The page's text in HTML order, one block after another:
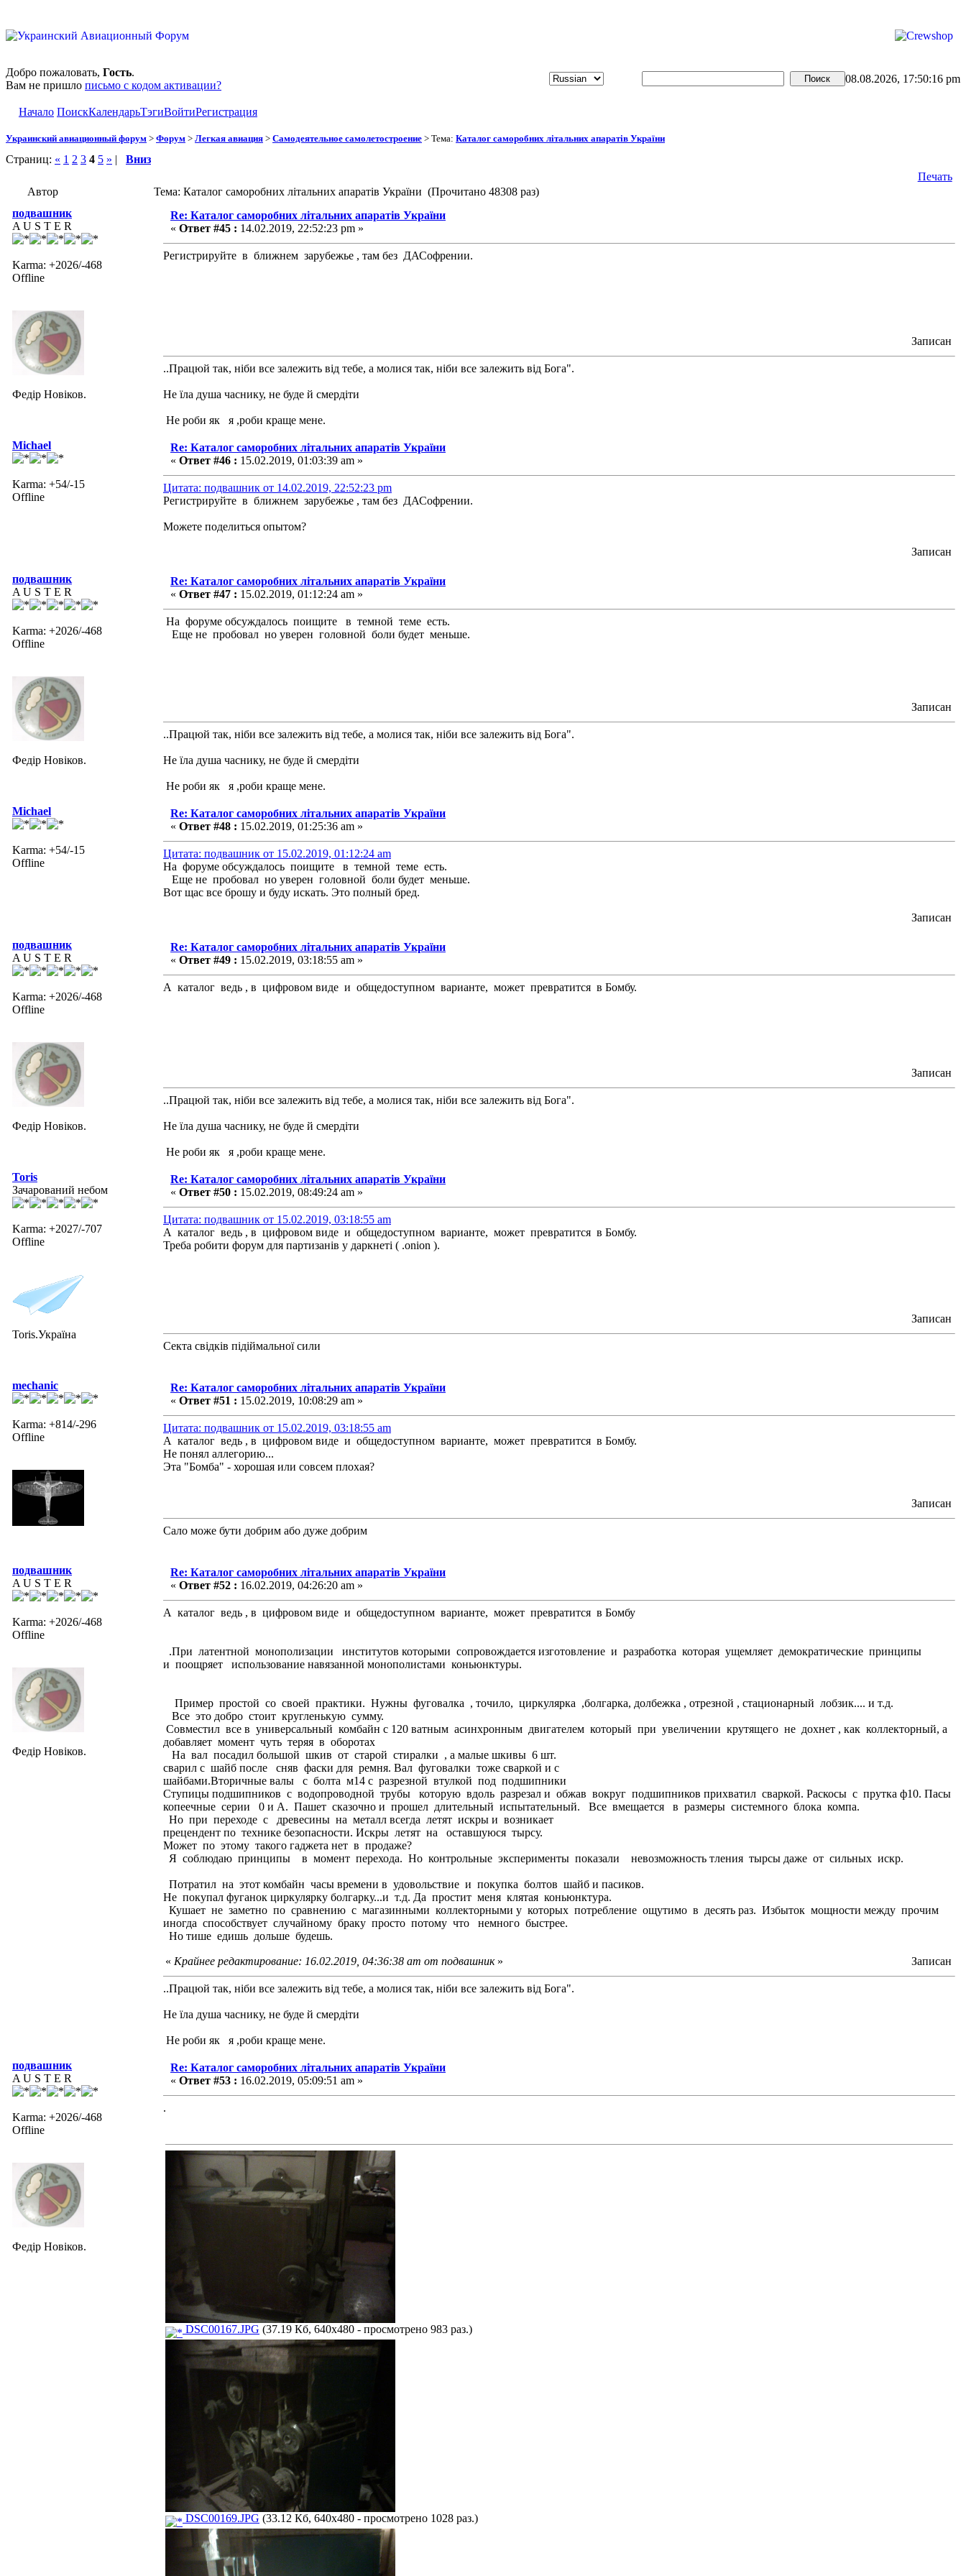
Добро пожаловать, Гость.
Вам не пришло письмо с кодом активации?
08.08.2026, 17:50:16 pm
Начало ПоискКалендарьТэгиВойтиРегистрация
Украинский авиационный форум > Форум > Легкая авиация > Самодеятельное самолетостроение > Тема: Каталог саморобних літальних апаратів України
Страниц: « 1 2 3 4 5 » | Вниз
Печать
Автор
Тема: Каталог саморобних літальних апаратів України (Прочитано 48308 раз)
подвашник
A U S T E R
Karma: +2026/-468
Offline
Федір Новіков.
Re: Каталог саморобних літальних апаратів України
« Ответ #45 : 14.02.2019, 22:52:23 pm »
Регистрируйте в ближнем зарубежье , там без ДАСофрении.
Записан
..Працюй так, ніби все залежить від тебе, а молися так, ніби все залежить від Бога".
Не їла душа часнику, не буде й смердіти
Не роби як я ,роби краще мене.
Michael
Karma: +54/-15
Offline
Re: Каталог саморобних літальних апаратів України
« Ответ #46 : 15.02.2019, 01:03:39 am »
Цитата: подвашник от 14.02.2019, 22:52:23 pm
Регистрируйте в ближнем зарубежье , там без ДАСофрении.
Можете поделиться опытом?
Записан
подвашник
A U S T E R
Karma: +2026/-468
Offline
Федір Новіков.
Re: Каталог саморобних літальних апаратів України
« Ответ #47 : 15.02.2019, 01:12:24 am »
На форуме обсуждалось поищите в темной теме есть.
Еще не пробовал но уверен головной боли будет меньше.
Записан
..Працюй так, ніби все залежить від тебе, а молися так, ніби все залежить від Бога".
Не їла душа часнику, не буде й смердіти
Не роби як я ,роби краще мене.
Michael
Karma: +54/-15
Offline
Re: Каталог саморобних літальних апаратів України
« Ответ #48 : 15.02.2019, 01:25:36 am »
Цитата: подвашник от 15.02.2019, 01:12:24 am
На форуме обсуждалось поищите в темной теме есть.
Еще не пробовал но уверен головной боли будет меньше.
Вот щас все брошу и буду искать. Это полный бред.
Записан
подвашник
A U S T E R
Karma: +2026/-468
Offline
Федір Новіков.
Re: Каталог саморобних літальних апаратів України
« Ответ #49 : 15.02.2019, 03:18:55 am »
А каталог ведь , в цифровом виде и общедоступном варианте, может превратится в Бомбу.
Записан
..Працюй так, ніби все залежить від тебе, а молися так, ніби все залежить від Бога".
Не їла душа часнику, не буде й смердіти
Не роби як я ,роби краще мене.
Toris
Зачарований небом
Karma: +2027/-707
Offline
Toris.Україна
Re: Каталог саморобних літальних апаратів України
« Ответ #50 : 15.02.2019, 08:49:24 am »
Цитата: подвашник от 15.02.2019, 03:18:55 am
А каталог ведь , в цифровом виде и общедоступном варианте, может превратится в Бомбу.
Треба робити форум для партизанів у даркнеті ( .onion ).
Записан
Секта свідків підіймальної сили
mechanic
Karma: +814/-296
Offline
Re: Каталог саморобних літальних апаратів України
« Ответ #51 : 15.02.2019, 10:08:29 am »
Цитата: подвашник от 15.02.2019, 03:18:55 am
А каталог ведь , в цифровом виде и общедоступном варианте, может превратится в Бомбу.
Не понял аллегорию...
Эта "Бомба" - хорошая или совсем плохая?
Записан
Сало може бути добрим або дуже добрим
подвашник
A U S T E R
Karma: +2026/-468
Offline
Федір Новіков.
Re: Каталог саморобних літальних апаратів України
« Ответ #52 : 16.02.2019, 04:26:20 am »
А каталог ведь , в цифровом виде и общедоступном варианте, может превратится в Бомбу
.При латентной монополизации институтов которыми сопровождается изготовление и разработка которая ущемляет демократические принципы
и поощряет использование навязанной монополистами коньюнктуры.
Пример простой со своей практики. Нужны фуговалка , точило, циркулярка ,болгарка, долбежка , отрезной , стационарный лобзик.... и т.д.
Все это добро стоит кругленькую сумму.
Совместил все в универсальный комбайн с 120 ватным асинхронным двигателем который при увеличении крутящего не дохнет , как коллекторный, а
добавляет момент чуть теряя в оборотах
На вал посадил большой шкив от старой стиралки , а малые шкивы 6 шт.
сварил с шайб после сняв фаски для ремня. Вал фуговалки тоже сваркой и c
шайбами.Вторичные валы с болта м14 с разрезной втулкой под подшипники
Ступицы подшипников с водопроводной трубы которую вдоль разрезал и обжав вокруг подшипников прихватил сваркой. Раскосы с прутка ф10. Пасы
копеечные серии 0 и А. Пашет сказочно и прошел длительный испытательный. Все вмещается в размеры системного блока компа.
Но при переходе с древесины на металл всегда летят искры и возникает
прецендент по технике безопасности. Искры летят на оставшуюся тырсу.
Может по этому такого гаджета нет в продаже?
Я соблюдаю принципы в момент перехода. Но контрольные эксперименты показали невозможность тления тырсы даже от сильных искр.
Потратил на этот комбайн часы времени в удовольствие и покупка болтов шайб и пасиков.
Не покупал фуганок циркулярку болгарку...и т.д. Да простит меня клятая коньюнктура.
Кушает не заметно по сравнению с магазинными коллекторными у которых потребление ощутимо в десять раз. Избыток мощности между прочим
иногда способствует случайному браку просто потому что немного быстрее.
Но тише едишь дольше будешь.
« Крайнее редактирование: 16.02.2019, 04:36:38 am от подвашник» Записан
..Працюй так, ніби все залежить від тебе, а молися так, ніби все залежить від Бога".
Не їла душа часнику, не буде й смердіти
Не роби як я ,роби краще мене.
подвашник
A U S T E R
Karma: +2026/-468
Offline
Федір Новіков.
Re: Каталог саморобних літальних апаратів України
« Ответ #53 : 16.02.2019, 05:09:51 am »
.
DSC00167.JPG (37.19 Кб, 640x480 - просмотрено 983 раз.)
DSC00169.JPG (33.12 Кб, 640x480 - просмотрено 1028 раз.)